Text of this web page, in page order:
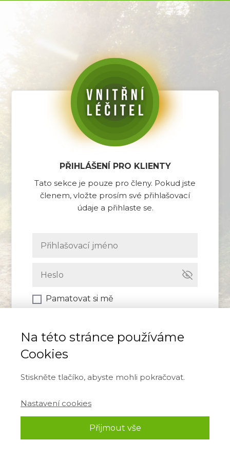
PŘIHLÁŠENÍ PRO KLIENTY
Tato sekce je pouze pro členy. Pokud jste
členem, vložte prosím své přihlašovací
údaje a přihlaste se.
Pamatovat si mě
Na této stránce používáme
Cookies
Stiskněte tlačíko, abyste mohli pokračovat.
Nastavení cookies
Přijmout vše